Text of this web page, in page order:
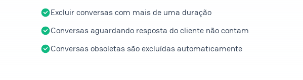
Excluir conversas com mais de uma duração
Conversas aguardando resposta do cliente não contam
Conversas obsoletas são excluídas automaticamente